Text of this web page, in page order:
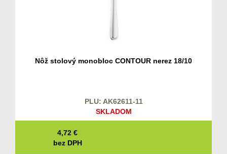
Nôž stolový monobloc CONTOUR nerez 18/10
PLU: AK62611-11
SKLADOM
4,72 €
bez DPH